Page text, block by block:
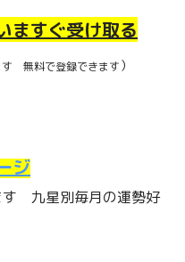
ますぐ受け取る
す 無料で登録できます）
ジ
す 九星別毎月の運勢好